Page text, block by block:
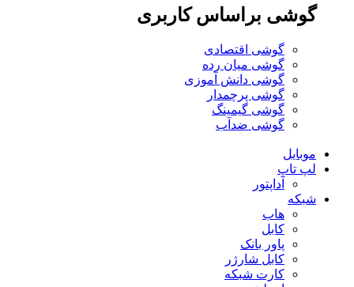
گوشی براساس کاربری
گوشی اقتصادی
گوشی میان رده
گوشی دانش آموزی
گوشی پرچمدار
گوشی گیمینگ
گوشی ضدآب
موبایل
لپ تاپ
آداپتور
شبکه
هاب
کابل
پاور بانک
کابل شارژر
کارت شبکه